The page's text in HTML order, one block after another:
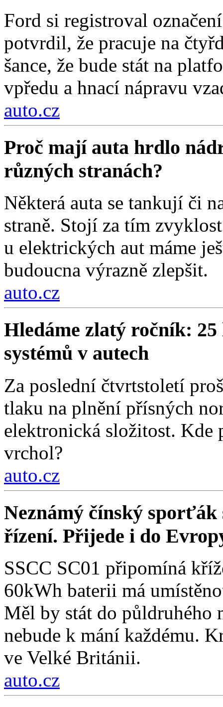
Ford si registroval
potvrdil, že pracuje na
šance, že bude stát na
vpředu a hnací nápravu
auto.cz
Proč mají auta hrdlo
různých stranách?
Některá auta se tankují či
straně. Stojí za tím
u elektrických aut máme
budoucna výrazně zlepšit.
auto.cz
Hledáme zlatý ročník:
systémů v autech
Za poslední čtvrtstoletí
tlaku na plnění přísných
elektronická složitost. Kde
vrchol?
auto.cz
Neznámý čínský
řízení. Přijede i do
SSCC SC01 připomíná
60kWh baterii má
Měl by stát do půldruhého
nebude k mání každému.
ve Velké Británii.
auto.cz